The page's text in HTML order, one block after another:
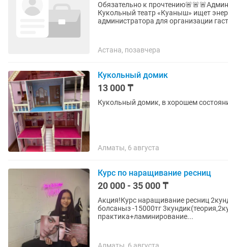
Обязательно к
Кукольный театр «Куаныш» ищет
администратора для организации
Астана, позавчера
Кукольный домик
13 000 ₸
Кукольный домик, в хорошем
Алматы, 6 августа
Курс по наращивание ресниц
20 000 - 35 000 ₸
Акция!Курс наращивание ресниц 2кундик(теория,практика)-20000тг Подруганызбен окитын
болсаныз -15000тг 3кундик(теория,2кун практика)-27000 3кундик(теория,2кун
практика+ламинирование...